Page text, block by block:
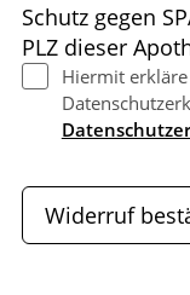
Schutz gegen
PLZ dieser
Hiermit
Widerruf